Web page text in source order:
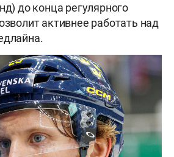
до конца регулярного
активнее работать над